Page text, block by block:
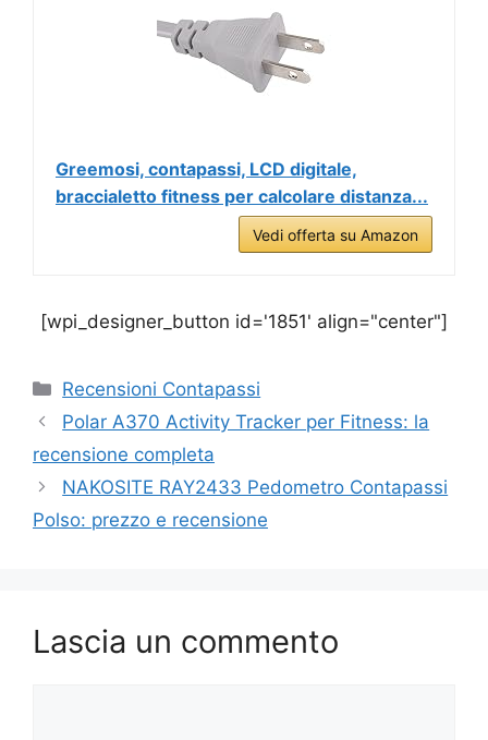
Greemosi, contapassi, LCD digitale,
braccialetto fitness per calcolare distanza...
Vedi offerta su Amazon
[wpi_designer_button id='1851' align="center"]
Categorie
Recensioni Contapassi
Polar A370 Activity Tracker per Fitness: la
recensione completa
NAKOSITE RAY2433 Pedometro Contapassi
Polso: prezzo e recensione
Lascia un commento